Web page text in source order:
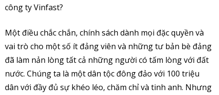
công ty Vinfast?
Một điều chắc chắn, chính sách dành mọi đặc quyền và
vai trò cho một số ít đảng viên và những tư bản bè đảng
đã làm nản lòng tất cả những người có tấm lòng với đất
nước. Chúng ta là một dân tộc đông đảo với 100 triệu
dân với đầy đủ sự khéo léo, chăm chỉ và tinh anh. Nhưng